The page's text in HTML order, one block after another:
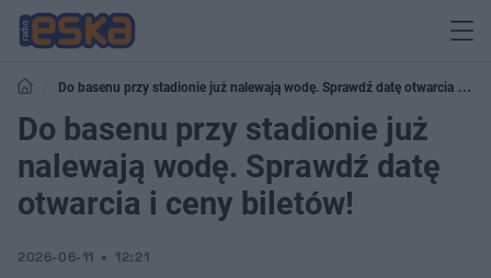
Do basenu przy stadionie już nalewają wodę. Sprawdź datę otwarcia i
ceny biletów!
Do basenu przy stadionie już
nalewają wodę. Sprawdź datę
otwarcia i ceny biletów!
2026-06-11 12:21